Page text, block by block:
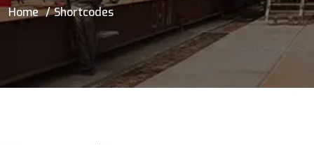
Home Shortcodes